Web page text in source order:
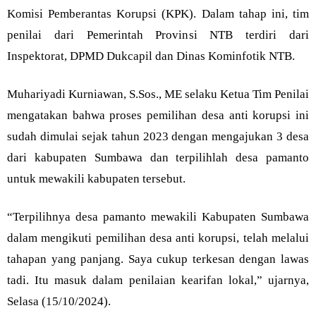
Komisi Pemberantas Korupsi (KPK). Dalam tahap ini, tim
penilai dari Pemerintah Provinsi NTB terdiri dari
Inspektorat, DPMD Dukcapil dan Dinas Kominfotik NTB.
Muhariyadi Kurniawan, S.Sos., ME selaku Ketua Tim Penilai
mengatakan bahwa proses pemilihan desa anti korupsi ini
sudah dimulai sejak tahun 2023 dengan mengajukan 3 desa
dari kabupaten Sumbawa dan terpilihlah desa pamanto
untuk mewakili kabupaten tersebut.
“Terpilihnya desa pamanto mewakili Kabupaten Sumbawa
dalam mengikuti pemilihan desa anti korupsi, telah melalui
tahapan yang panjang. Saya cukup terkesan dengan lawas
tadi. Itu masuk dalam penilaian kearifan lokal,” ujarnya,
Selasa (15/10/2024).